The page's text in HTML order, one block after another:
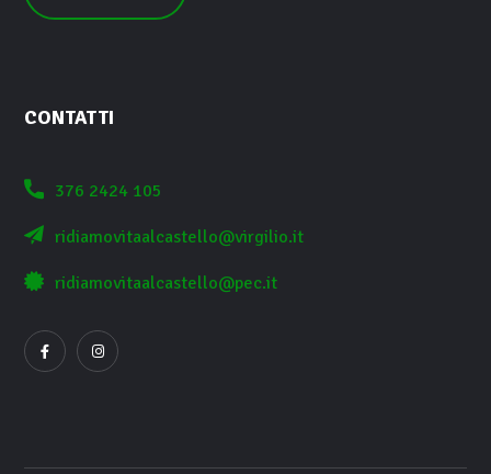
CONTATTI
376 2424 105
ridiamovitaalcastello@virgilio.it
ridiamovitaalcastello@pec.it